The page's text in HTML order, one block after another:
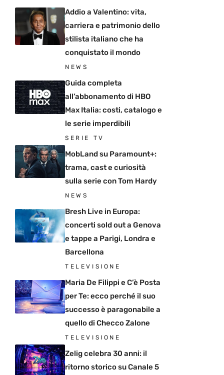
Addio a Valentino: vita,
carriera e patrimonio dello
stilista italiano che ha
conquistato il mondo
NEWS
Guida completa
all’abbonamento di HBO
Max Italia: costi, catalogo e
le serie imperdibili
SERIE TV
MobLand su Paramount+:
trama, cast e curiosità
sulla serie con Tom Hardy
NEWS
Bresh Live in Europa:
concerti sold out a Genova
e tappe a Parigi, Londra e
Barcellona
TELEVISIONE
Maria De Filippi e C’è Posta
per Te: ecco perché il suo
successo è paragonabile a
quello di Checco Zalone
TELEVISIONE
Zelig celebra 30 anni: il
ritorno storico su Canale 5